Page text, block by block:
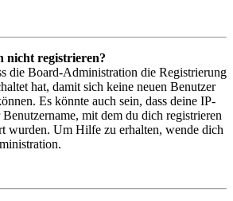
nicht registrieren?
die Board-Administration die Registrierung
hat, damit sich keine neuen Benutzer
Es könnte auch sein, dass deine IP-
Benutzername, mit dem du dich registrieren
wurden. Um Hilfe zu erhalten, wende dich